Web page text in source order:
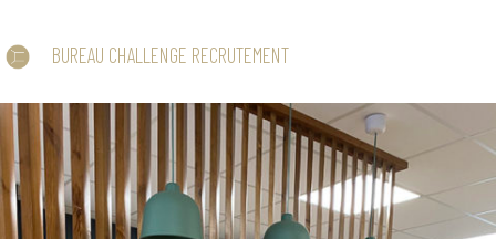
BUREAU CHALLENGE RECRUTEMENT